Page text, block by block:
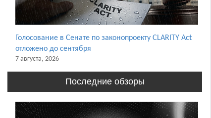
Голосование в Сенате по законопроекту CLARITY Act
отложено до сентября
7 августа, 2026
Последние обзоры